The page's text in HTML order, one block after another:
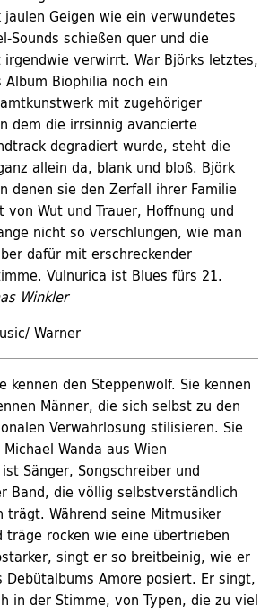
Geigen wie ein verwundetes
Sounds schießen quer und die
verwirrt. War Björks letztes,
Biophilia noch ein
mit zugehöriger
dem die irrsinnig avancierte
degradiert wurde, steht die
allein da, blank und bloß. Björk
denen sie den Zerfall ihrer Familie
Wut und Trauer, Hoffnung und
nicht so verschlungen, wie man
dafür mit erschreckender
Vulnurica ist Blues fürs 21.
Winkler
Warner
kennen den Steppenwolf. Sie kennen
Männer, die sich selbst zu den
Verwahrlosung stilisieren. Sie
Wanda aus Wien
Sänger, Songschreiber und
Band, die völlig selbstverständlich
trägt. Während seine Mitmusiker
träge rocken wie eine übertrieben
singt er so breitbeinig, wie er
Debütalbums Amore posiert. Er singt,
in der Stimme, von Typen, die zu viel